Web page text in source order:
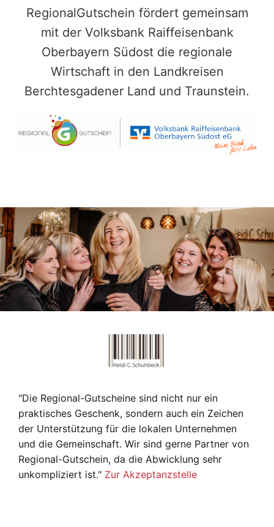
RegionalGutschein fördert gemeinsam
mit der Volksbank Raiffeisenbank
Oberbayern Südost die regionale
Wirtschaft in den Landkreisen
Berchtesgadener Land und Traunstein.
"Die Regional-Gutscheine sind nicht nur ein
praktisches Geschenk, sondern auch ein Zeichen
der Unterstützung für die lokalen Unternehmen
und die Gemeinschaft. Wir sind gerne Partner von
Regional-Gutschein, da die Abwicklung sehr
unkompliziert ist." Zur Akzeptanzstelle